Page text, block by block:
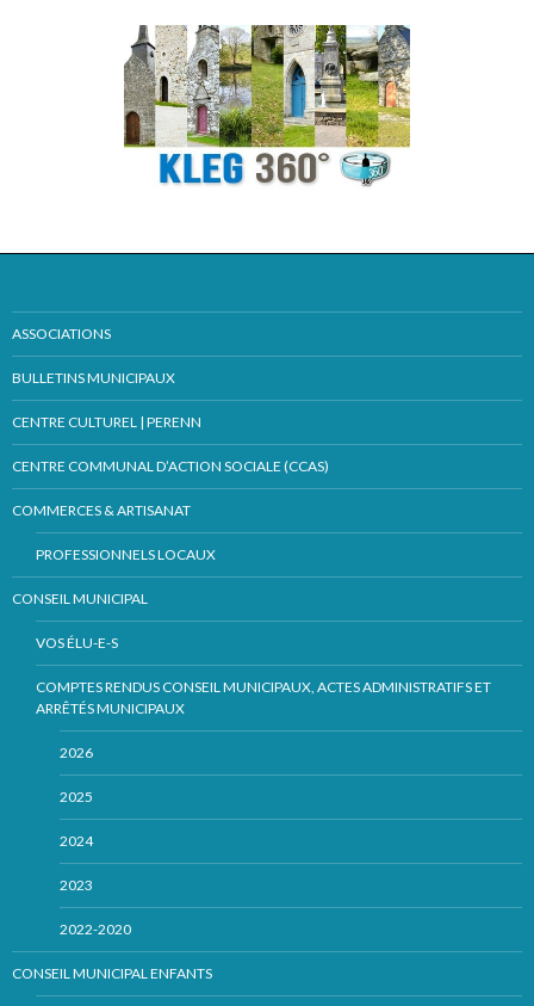
ASSOCIATIONS
BULLETINS MUNICIPAUX
CENTRE CULTUREL | PERENN
CENTRE COMMUNAL D’ACTION SOCIALE (CCAS)
COMMERCES & ARTISANAT
PROFESSIONNELS LOCAUX
CONSEIL MUNICIPAL
VOS ÉLU-E-S
COMPTES RENDUS CONSEIL MUNICIPAUX, ACTES ADMINISTRATIFS ET
ARRÊTÉS MUNICIPAUX
2026
2025
2024
2023
2022-2020
CONSEIL MUNICIPAL ENFANTS